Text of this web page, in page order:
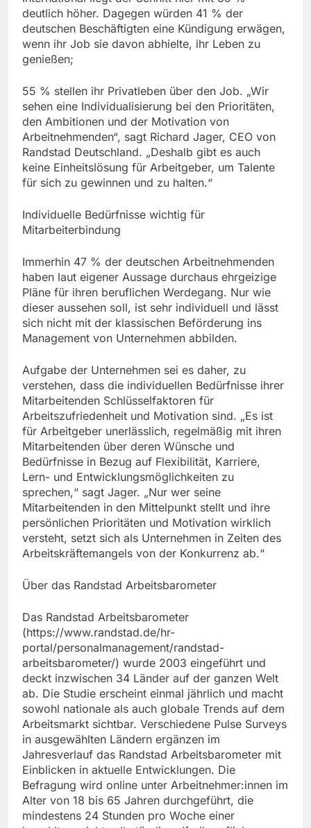
deutlich höher. Dagegen würden 41 % der
deutschen Beschäftigten eine Kündigung erwägen,
wenn ihr Job sie davon abhielte, ihr Leben zu
genießen;
55 % stellen ihr Privatleben über den Job. „Wir
sehen eine Individualisierung bei den Prioritäten,
den Ambitionen und der Motivation von
Arbeitnehmenden“, sagt Richard Jager, CEO von
Randstad Deutschland. „Deshalb gibt es auch
keine Einheitslösung für Arbeitgeber, um Talente
für sich zu gewinnen und zu halten.“
Individuelle Bedürfnisse wichtig für
Mitarbeiterbindung
Immerhin 47 % der deutschen Arbeitnehmenden
haben laut eigener Aussage durchaus ehrgeizige
Pläne für ihren beruflichen Werdegang. Nur wie
dieser aussehen soll, ist sehr individuell und lässt
sich nicht mit der klassischen Beförderung ins
Management von Unternehmen abbilden.
Aufgabe der Unternehmen sei es daher, zu
verstehen, dass die individuellen Bedürfnisse ihrer
Mitarbeitenden Schlüsselfaktoren für
Arbeitszufriedenheit und Motivation sind. „Es ist
für Arbeitgeber unerlässlich, regelmäßig mit ihren
Mitarbeitenden über deren Wünsche und
Bedürfnisse in Bezug auf Flexibilität, Karriere,
Lern- und Entwicklungsmöglichkeiten zu
sprechen,“ sagt Jager. „Nur wer seine
Mitarbeitenden in den Mittelpunkt stellt und ihre
persönlichen Prioritäten und Motivation wirklich
versteht, setzt sich als Unternehmen in Zeiten des
Arbeitskräftemangels von der Konkurrenz ab.“
Über das Randstad Arbeitsbarometer
Das Randstad Arbeitsbarometer
(https://www.randstad.de/hr-
portal/personalmanagement/randstad-
arbeitsbarometer/) wurde 2003 eingeführt und
deckt inzwischen 34 Länder auf der ganzen Welt
ab. Die Studie erscheint einmal jährlich und macht
sowohl nationale als auch globale Trends auf dem
Arbeitsmarkt sichtbar. Verschiedene Pulse Surveys
in ausgewählten Ländern ergänzen im
Jahresverlauf das Randstad Arbeitsbarometer mit
Einblicken in aktuelle Entwicklungen. Die
Befragung wird online unter Arbeitnehmer:innen im
Alter von 18 bis 65 Jahren durchgeführt, die
mindestens 24 Stunden pro Woche einer